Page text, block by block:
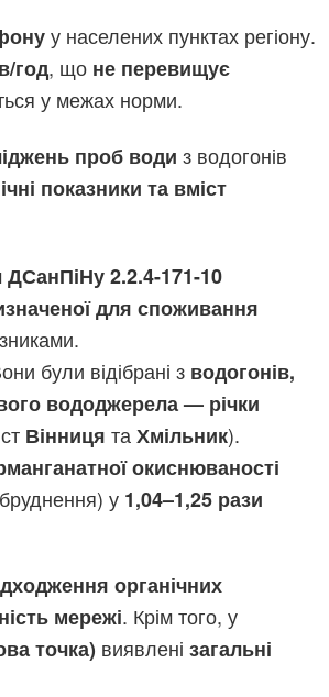
у населених пунктах регіону.
год, що не перевищує
у межах норми.
проб води з водогонів
показники та вміст
ДСанПіНу 2.2.4-171-10
для споживання
були відібрані з водогонів,
вододжерела — річки
Вінниця та Хмільник).
окиснюваності
у 1,04–1,25 рази
органічних
мережі. Крім того, у
точка) виявлені загальні